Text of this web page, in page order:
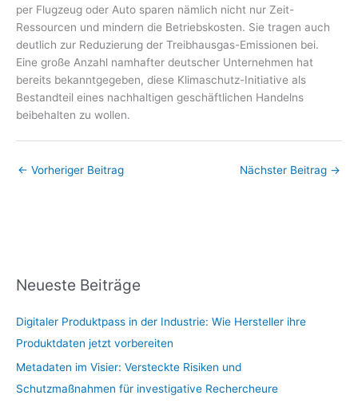
per Flugzeug oder Auto sparen nämlich nicht nur Zeit-
Ressourcen und mindern die Betriebskosten. Sie tragen auch
deutlich zur Reduzierung der Treibhausgas-Emissionen bei.
Eine große Anzahl namhafter deutscher Unternehmen hat
bereits bekanntgegeben, diese Klimaschutz-Initiative als
Bestandteil eines nachhaltigen geschäftlichen Handelns
beibehalten zu wollen.
← Vorheriger Beitrag Nächster Beitrag →
Neueste Beiträge
Digitaler Produktpass in der Industrie: Wie Hersteller ihre
Produktdaten jetzt vorbereiten
Metadaten im Visier: Versteckte Risiken und
Schutzmaßnahmen für investigative Rechercheure